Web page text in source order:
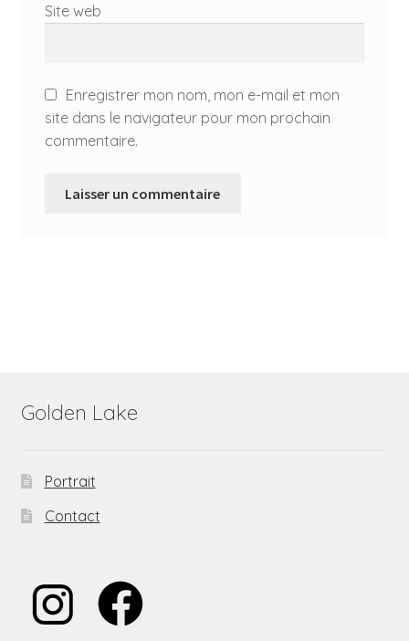
Site web
Enregistrer mon nom, mon e-mail et mon
site dans le navigateur pour mon prochain
commentaire.
Golden Lake
Portrait
Contact